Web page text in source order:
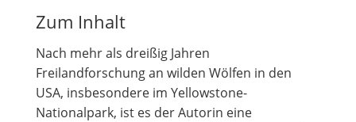
Zum Inhalt
Nach mehr als dreißig Jahren
Freilandforschung an wilden Wölfen in den
USA, insbesondere im Yellowstone-
Nationalpark, ist es der Autorin eine